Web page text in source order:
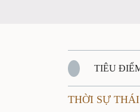
TIÊU
QUỐC
THỜI SỰ